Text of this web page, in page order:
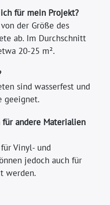
für mein Projekt?
der Größe des
ab. Im Durchschnitt
20-25 m².
sind wasserfest und
geeignet.
für andere Materialien
Vinyl- und
jedoch auch für
werden.